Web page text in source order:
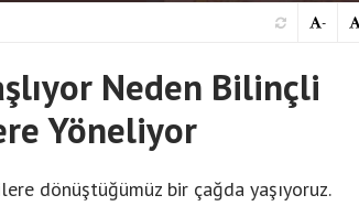
-
Neden Bilinçli
Yöneliyor
dönüştüğümüz bir çağda yaşıyoruz.